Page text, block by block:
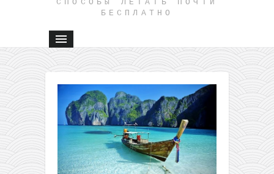
СПОСОБЫ ЛЕТАТЬ ПОЧТИ
БЕСПЛАТНО
Малага и
Бремен в
одной
поездке